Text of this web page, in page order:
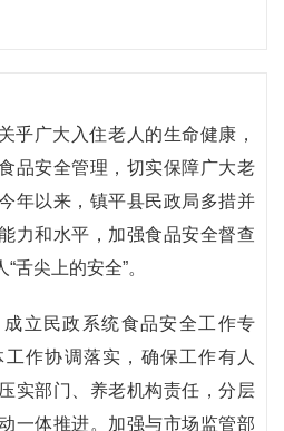
乎广大入住老人的生命健康，
品安全管理，切实保障广大老
年以来，镇平县民政局多措并
力和水平，加强食品安全督查
舌尖上的安全”。
立民政系统食品安全工作专
作协调落实，确保工作有人
实部门、养老机构责任，分层
一体推进。加强与市场监管部